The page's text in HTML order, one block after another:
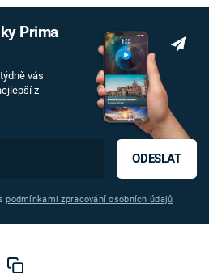
Prima
vás
z
ODESLAT
podmínkami zpracování osobních údajů